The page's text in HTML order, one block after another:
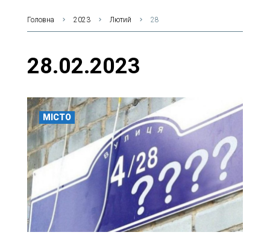
Головна 2023 Лютий 28
28.02.2023
МІСТО